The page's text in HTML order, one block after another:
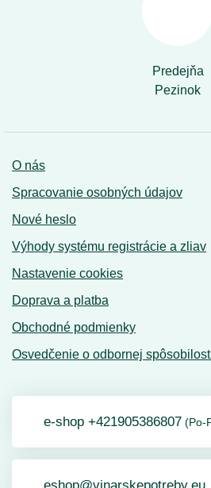
Predejňa
Pezinok
O nás
Spracovanie osobných údajov
Nové heslo
Výhody systému registrácie a zliav
Nastavenie cookies
Doprava a platba
Obchodné podmienky
Osvedčenie o odbornej
e-shop +421905386807 (Po-